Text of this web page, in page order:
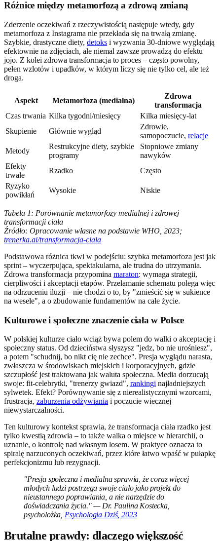
Różnice między metamorfozą a zdrową zmianą
Zderzenie oczekiwań z rzeczywistością następuje wtedy, gdy
metamorfoza z Instagrama nie przekłada się na trwałą zmianę.
Szybkie, drastyczne diety, detoks i wyzwania 30-dniowe wyglądają
efektownie na zdjęciach, ale niemal zawsze prowadzą do efektu
jojo. Z kolei zdrowa transformacja to proces – często powolny,
pełen wzlotów i upadków, w którym liczy się nie tylko cel, ale też
droga.
Aspekt Metamorfoza (medialna)
Zdrowa
transformacja
Czas trwania Kilka tygodni/miesięcy
Kilka miesięcy-lat
Skupienie
Głównie wygląd
Zdrowie,
samopoczucie, relacje
Metody
Restrukcyjne diety, szybkie
programy
Stopniowe zmiany
nawyków
Efekty
trwałe
Rzadko
Często
Ryzyko
powikłań
Wysokie Niskie
Tabela 1: Porównanie metamorfozy medialnej i zdrowej
transformacji ciała
Źródło: Opracowanie własne na podstawie WHO, 2023;
trenerka.ai/transformacja-ciala
Podstawowa różnica tkwi w podejściu: szybka metamorfoza jest jak
sprint – wyczerpująca, spektakularna, ale trudna do utrzymania.
Zdrowa transformacja przypomina maraton: wymaga strategii,
cierpliwości i akceptacji etapów. Przełamanie schematu polega więc
na odrzuceniu iluzji – nie chodzi o to, by "zmieścić się w sukience
na wesele", a o zbudowanie fundamentów na całe życie.
Kulturowe i społeczne znaczenie ciała w Polsce
W polskiej kulturze ciało wciąż bywa polem do walki o akceptację i
społeczny status. Od dzieciństwa słyszysz "jedz, bo nie urośniesz",
a potem "schudnij, bo nikt cię nie zechce". Presja wyglądu narasta,
zwłaszcza w środowiskach miejskich i korporacyjnych, gdzie
szczupłość jest traktowana jak waluta społeczna. Media dorzucają
swoje: fit-celebrytki, "trenerzy gwiazd", rankingi najładniejszych
sylwetek. Efekt? Porównywanie się z nierealistycznymi wzorcami,
frustracja, zaburzenia odżywiania i poczucie wiecznej
niewystarczalności.
Ten kulturowy kontekst sprawia, że transformacja ciała rzadko jest
tylko kwestią zdrowia – to także walka o miejsce w hierarchii, o
uznanie, o kontrolę nad własnym losem. W praktyce oznacza to
spiralę narzuconych oczekiwań, przez które łatwo wpaść w pułapkę
perfekcjonizmu lub rezygnacji.
"Presja społeczna i medialna sprawia, że coraz więcej
młodych ludzi postrzega swoje ciało jako projekt do
nieustannego poprawiania, a nie narzędzie do
doświadczania życia." — Dr. Paulina Kostecka,
psycholożka, Psychologia Dziś, 2023
Brutalne prawdy: dlaczego większość